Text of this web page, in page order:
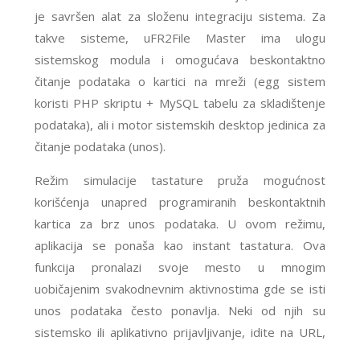
je savršen alat za složenu integraciju sistema. Za
takve sisteme, uFR2File Master ima ulogu
sistemskog modula i omogućava beskontaktno
čitanje podataka o kartici na mreži (egg sistem
koristi PHP skriptu + MySQL tabelu za skladištenje
podataka), ali i motor sistemskih desktop jedinica za
čitanje podataka (unos).
Režim simulacije tastature pruža mogućnost
korišćenja unapred programiranih beskontaktnih
kartica za brz unos podataka. U ovom režimu,
aplikacija se ponaša kao instant tastatura. Ova
funkcija pronalazi svoje mesto u mnogim
uobičajenim svakodnevnim aktivnostima gde se isti
unos podataka često ponavlja. Neki od njih su
sistemsko ili aplikativno prijavljivanje, idite na URL,